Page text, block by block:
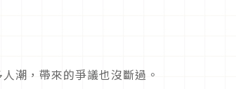
潮，帶來的爭議也沒斷過。